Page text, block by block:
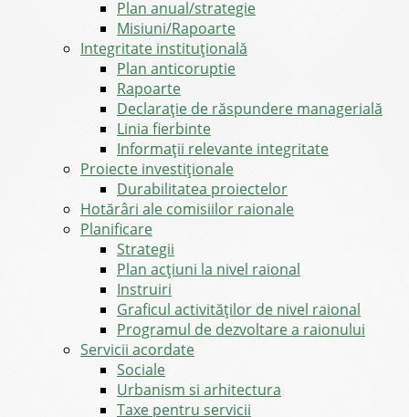
Plan anual/strategie
Misiuni/Rapoarte
Integritate instituțională
Plan anticoruptie
Rapoarte
Declarație de răspundere managerială
Linia fierbinte
Informații relevante integritate
Proiecte investiționale
Durabilitatea proiectelor
Hotărâri ale comisiilor raionale
Planificare
Strategii
Plan acțiuni la nivel raional
Instruiri
Graficul activităților de nivel raional
Programul de dezvoltare a raionului
Servicii acordate
Sociale
Urbanism si arhitectura
Taxe pentru servicii